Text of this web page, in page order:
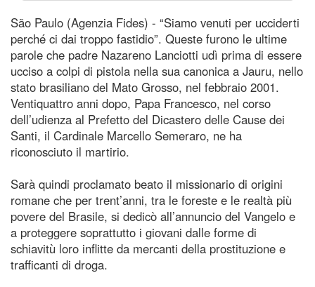
São Paulo (Agenzia Fides) - “Siamo venuti per ucciderti
perché ci dai troppo fastidio”. Queste furono le ultime
parole che padre Nazareno Lanciotti udì prima di essere
ucciso a colpi di pistola nella sua canonica a Jauru, nello
stato brasiliano del Mato Grosso, nel febbraio 2001.
Ventiquattro anni dopo, Papa Francesco, nel corso
dell’udienza al Prefetto del Dicastero delle Cause dei
Santi, il Cardinale Marcello Semeraro, ne ha
riconosciuto il martirio.
Sarà quindi proclamato beato il missionario di origini
romane che per trent’anni, tra le foreste e le realtà più
povere del Brasile, si dedicò all’annuncio del Vangelo e
a proteggere soprattutto i giovani dalle forme di
schiavitù loro inflitte da mercanti della prostituzione e
trafficanti di droga.